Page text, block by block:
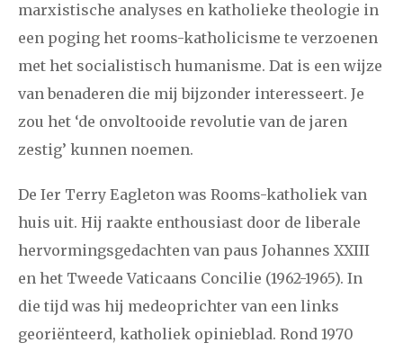
marxistische analyses en katholieke theologie in
een poging het rooms-katholicisme te verzoenen
met het socialistisch humanisme. Dat is een wijze
van benaderen die mij bijzonder interesseert. Je
zou het ‘de onvoltooide revolutie van de jaren
zestig’ kunnen noemen.
De Ier Terry Eagleton was Rooms-katholiek van
huis uit. Hij raakte enthousiast door de liberale
hervormingsgedachten van paus Johannes XXIII
en het Tweede Vaticaans Concilie (1962-1965). In
die tijd was hij medeoprichter van een links
georiënteerd, katholiek opinieblad. Rond 1970